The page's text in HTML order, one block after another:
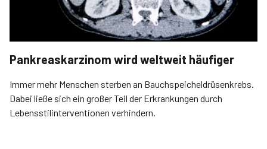
Pankreaskarzinom wird weltweit häufiger
Immer mehr Menschen sterben an Bauchspeicheldrüsenkrebs.
Dabei ließe sich ein großer Teil der Erkrankungen durch
Lebensstilinterventionen verhindern.